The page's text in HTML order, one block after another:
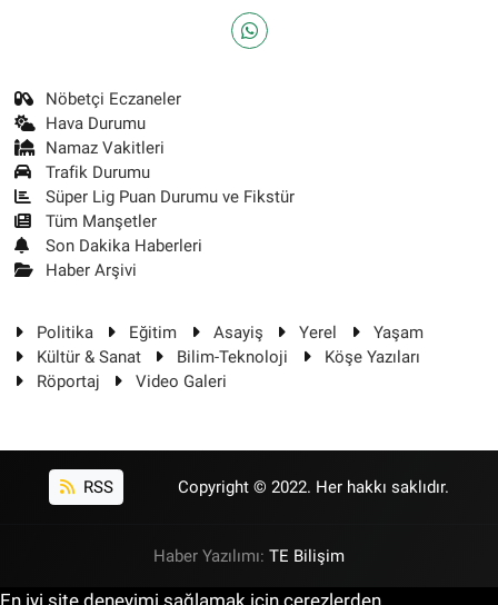
Nöbetçi Eczaneler
Hava Durumu
Namaz Vakitleri
Trafik Durumu
Süper Lig Puan Durumu ve Fikstür
Tüm Manşetler
Son Dakika Haberleri
Haber Arşivi
Politika Eğitim Asayiş Yerel
Yaşam
Kültür & Sanat
Bilim-Teknoloji
Köşe Yazıları
Röportaj
Video Galeri
RSS Copyright © 2022. Her hakkı saklıdır.
Haber Yazılımı: TE Bilişim